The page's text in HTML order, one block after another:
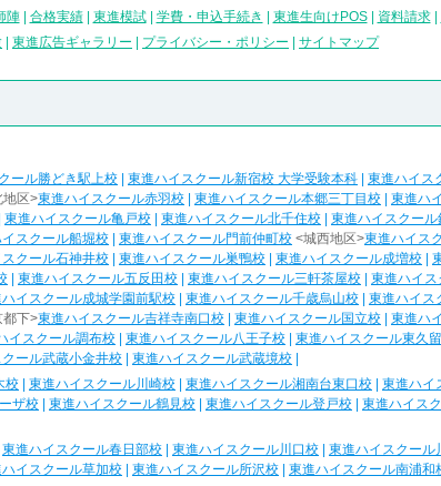
陣| 合格実績| 東進模試| 学費・申込手続き 東進生向けPOS| 資料請求|
東進広告ギャラリー プライバシー・ポリシー サイトマップ
ール勝どき駅上校 東進ハイスクール新宿校 大学受験本科 東進ハイス
地区>東進ハイスクール赤羽校 東進ハイスクール本郷三丁目校
東進ハ
東進ハイスクール亀戸校 東進ハイスクール北千住校 東進ハイスクール
スクール船堀校 東進ハイスクール門前仲町校 <城西地区>東進ハイス
クール石神井校 東進ハイスクール巣鴨校 東進ハイスクール成増校
東進ハイスクール五反田校 東進ハイスクール三軒茶屋校 東進ハイ
イスクール成城学園前駅校 東進ハイスクール千歳烏山校
東進ハイス
都下>東進ハイスクール吉祥寺南口校 東進ハイスクール国立校 東進ハ
イスクール調布校 東進ハイスクール八王子校 東進ハイスクール東久
ール武蔵小金井校 東進ハイスクール武蔵境校
校 東進ハイスクール川崎校 東進ハイスクール湘南台東口校 東進ハイ
ザ校 東進ハイスクール鶴見校 東進ハイスクール登戸校 東進ハイス
東進ハイスクール春日部校 東進ハイスクール川口校 東進ハイスクール
イスクール草加校 東進ハイスクール所沢校 東進ハイスクール南浦和